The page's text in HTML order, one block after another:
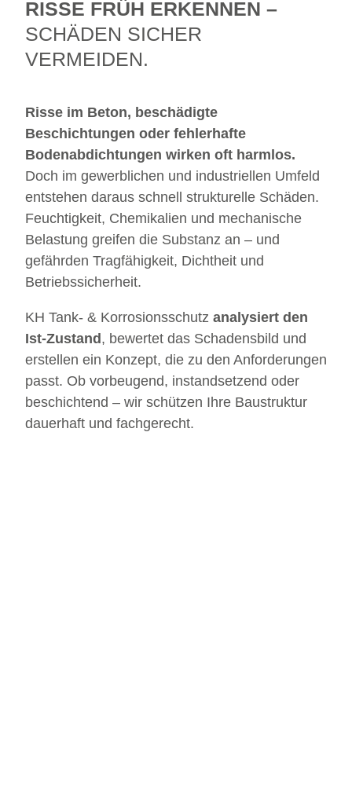
RISSE FRÜH ERKENNEN –
SCHÄDEN SICHER
VERMEIDEN.
Risse im Beton, beschädigte
Beschichtungen oder fehlerhafte
Bodenabdichtungen wirken oft harmlos.
Doch im gewerblichen und industriellen Umfeld
entstehen daraus schnell strukturelle Schäden.
Feuchtigkeit, Chemikalien und mechanische
Belastung greifen die Substanz an – und
gefährden Tragfähigkeit, Dichtheit und
Betriebssicherheit.
KH Tank- & Korrosionsschutz analysiert den
Ist-Zustand, bewertet das Schadensbild und
erstellen ein Konzept, die zu den Anforderungen
passt. Ob vorbeugend, instandsetzend oder
beschichtend – wir schützen Ihre Baustruktur
dauerhaft und fachgerecht.